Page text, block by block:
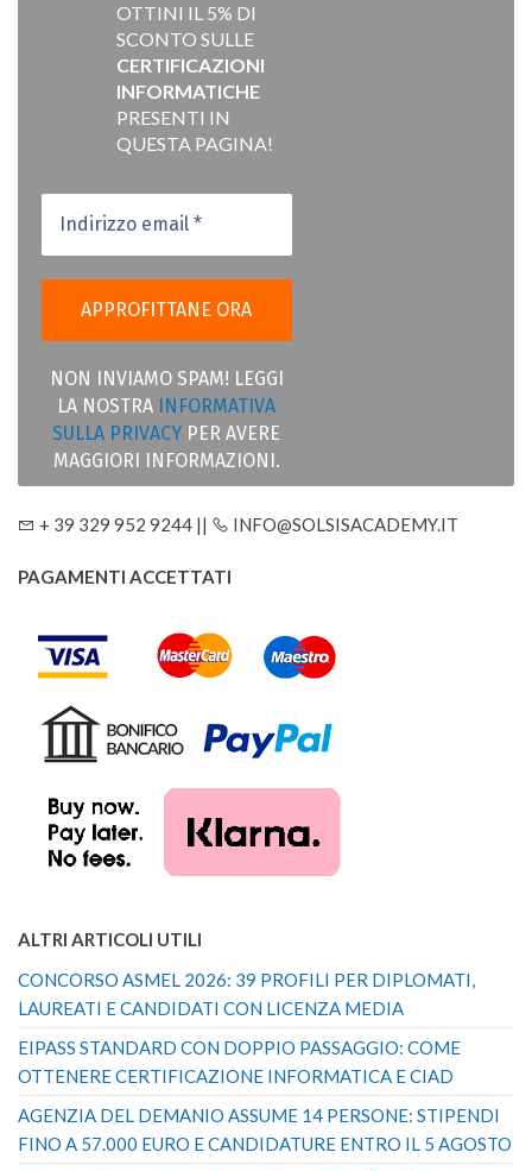
OTTINI IL 5% DI
SCONTO SULLE
CERTIFICAZIONI
INFORMATICHE
PRESENTI IN
QUESTA PAGINA!
NON INVIAMO SPAM! LEGGI
LA NOSTRA
INFORMATIVA
SULLA PRIVACY PER AVERE
MAGGIORI INFORMAZIONI.
+ 39 329 952 9244 || INFO@SOLSISACADEMY.IT
PAGAMENTI ACCETTATI
ALTRI ARTICOLI UTILI
CONCORSO ASMEL 2026: 39 PROFILI PER DIPLOMATI,
LAUREATI E CANDIDATI CON LICENZA MEDIA
EIPASS STANDARD CON DOPPIO PASSAGGIO: COME
OTTENERE CERTIFICAZIONE INFORMATICA E CIAD
AGENZIA DEL DEMANIO ASSUME 14 PERSONE: STIPENDI
FINO A 57.000 EURO E CANDIDATURE ENTRO IL 5 AGOSTO